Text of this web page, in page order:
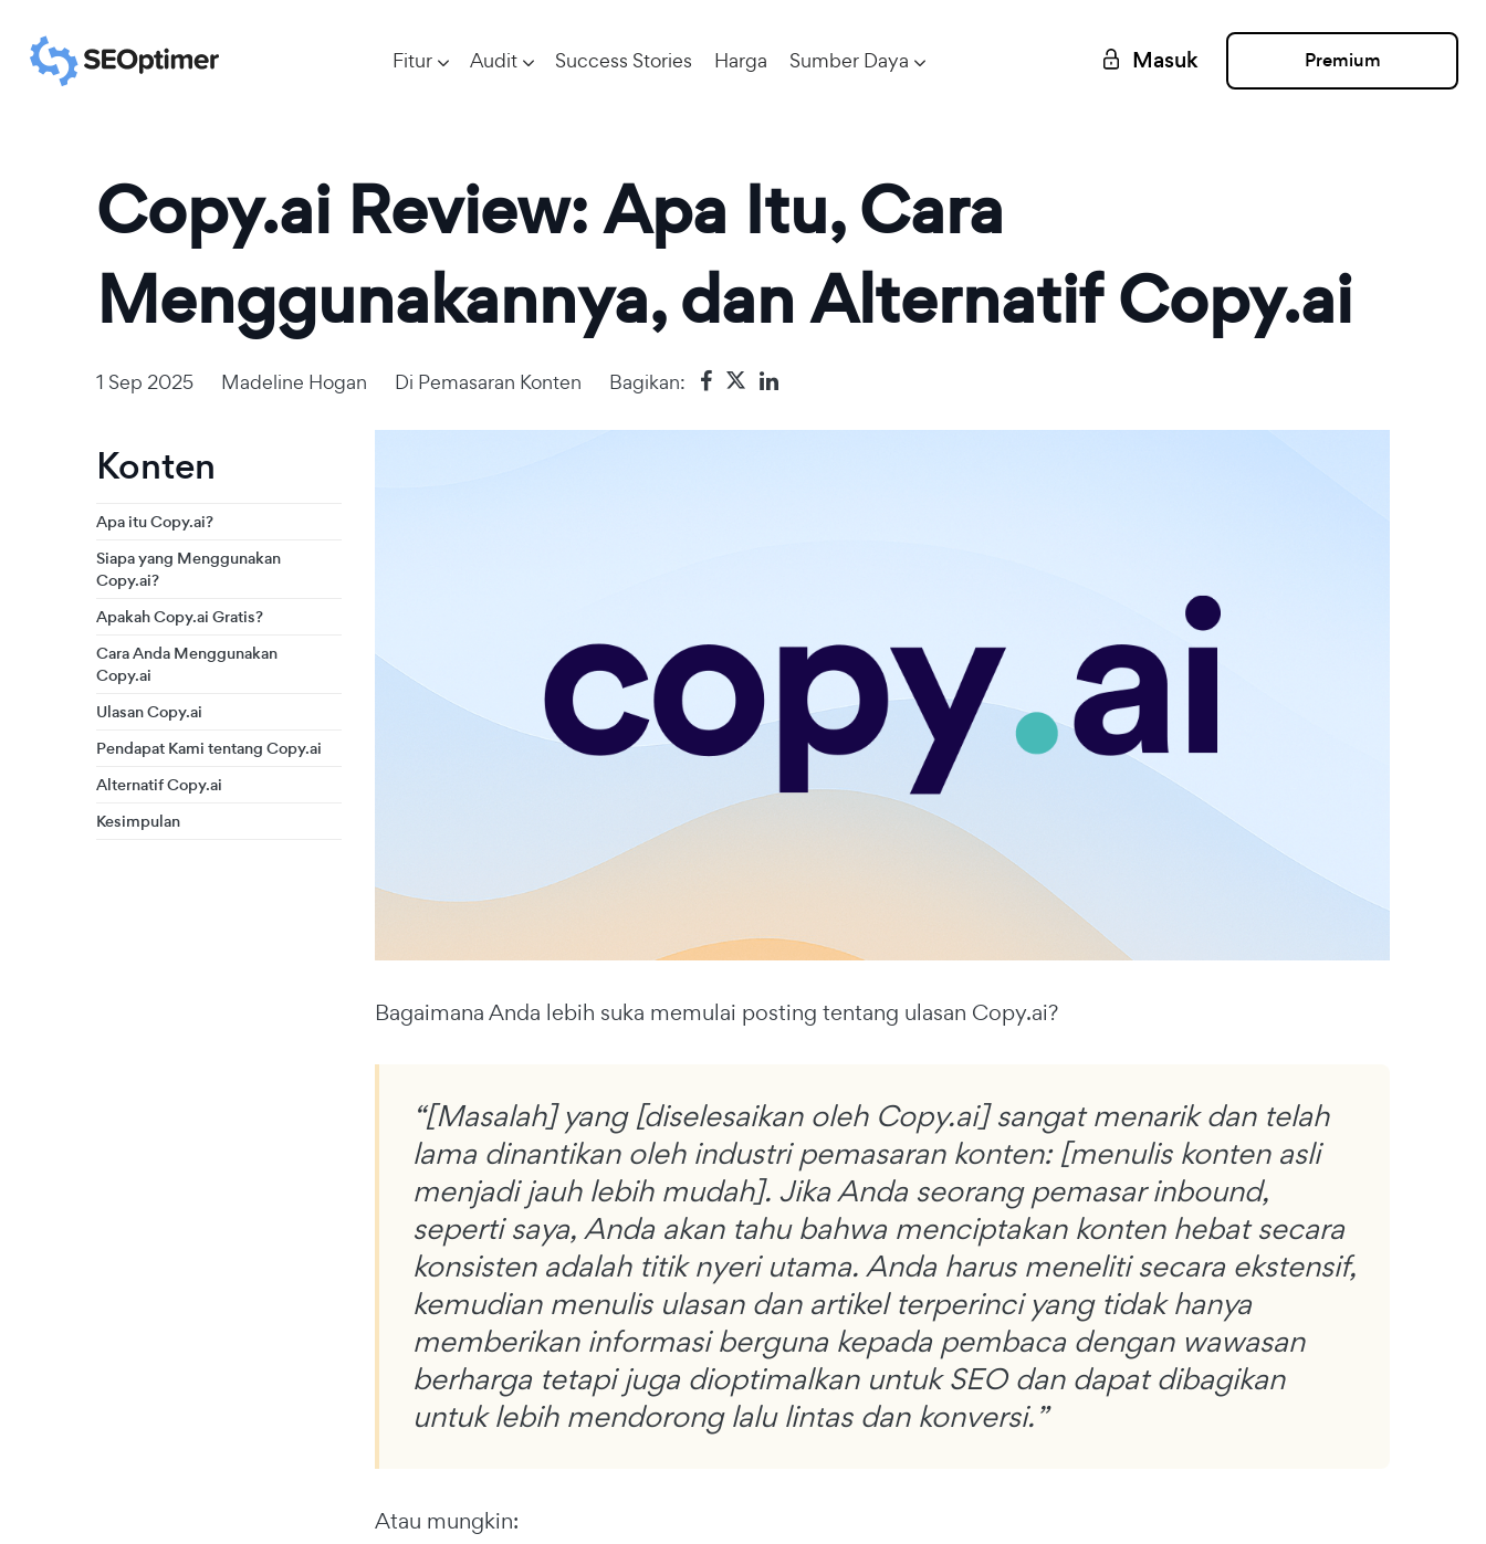
Fitur Audit Success Stories Harga Sumber Daya Masuk Premium
Copy.ai Review: Apa Itu, Cara
Menggunakannya, dan Alternatif Copy.ai
1 Sep 2025 Madeline Hogan Di Pemasaran Konten Bagikan:
Konten
Apa itu Copy.ai?
Siapa yang Menggunakan
Copy.ai?
Apakah Copy.ai Gratis?
Cara Anda Menggunakan
Copy.ai
Ulasan Copy.ai
Pendapat Kami tentang Copy.ai
Alternatif Copy.ai
Kesimpulan
Bagaimana Anda lebih suka memulai posting tentang ulasan Copy.ai?
“[Masalah] yang [diselesaikan oleh Copy.ai] sangat menarik dan telah
lama dinantikan oleh industri pemasaran konten: [menulis konten asli
menjadi jauh lebih mudah]. Jika Anda seorang pemasar inbound,
seperti saya, Anda akan tahu bahwa menciptakan konten hebat secara
konsisten adalah titik nyeri utama. Anda harus meneliti secara ekstensif,
kemudian menulis ulasan dan artikel terperinci yang tidak hanya
memberikan informasi berguna kepada pembaca dengan wawasan
berharga tetapi juga dioptimalkan untuk SEO dan dapat dibagikan
untuk lebih mendorong lalu lintas dan konversi.”
Atau mungkin: